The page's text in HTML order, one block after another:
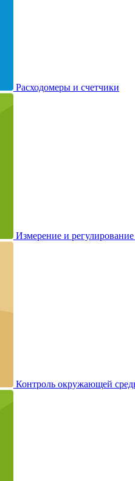
Расходомеры и счетчики
Измерение и
Контроль окружающей